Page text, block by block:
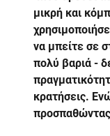
μικρή και
να μπείτε σε
πολύ βαριά -
κρατήσεις.
προσπαθώντας